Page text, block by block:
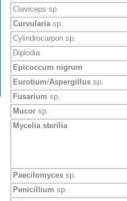
Claviceps sp.
Curvulariasp.
Cylindrocarpon sp.
Diplodia
Epicoccum nigrum
Eurotium/Aspergillus sp.
Fusarium sp.
Mucor sp.
Mycelia sterilia
Paecilomyces sp.
Penicillium sp.